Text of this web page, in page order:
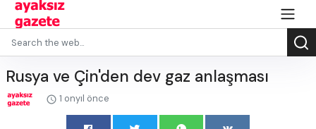
Rusya ve Çin'den dev gaz anlaşması
1 onyıl önce